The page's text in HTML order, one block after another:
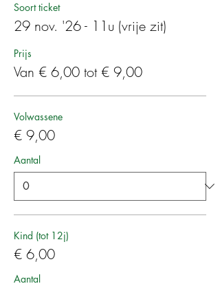
Soort ticket
29 nov. '26 - 11u (vrije zit)
Prijs
Van € 6,00 tot € 9,00
Volwassene
€ 9,00
Aantal
Kind (tot 12j)
€ 6,00
Aantal